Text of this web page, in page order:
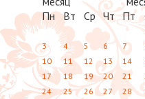
Пн Вт Ср Чт Пт
3 4 5 6 7
10 11 12 13 14
17 18 19 20 21
24 25 26 27 28